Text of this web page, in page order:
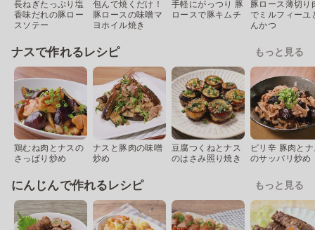
長ねぎたっぷり塩
香味だれの豚ロー
スソテー
包んで焼くだけ！
豚ロースの味噌マ
ヨホイル焼き
手軽にがっつり 豚
ロースで豚キムチ
豚ロース薄切り
でミルフィーユ
んかつ
ナスで作れるレシピ もっと見る
鶏むね肉とナスの
さっぱり炒め
ナスと豚肉の味噌
炒め
豆腐つくねとナス
のはさみ照り焼き
ピリ辛 豚肉と
のサッパリ炒め
にんじんで作れるレシピ もっと見る